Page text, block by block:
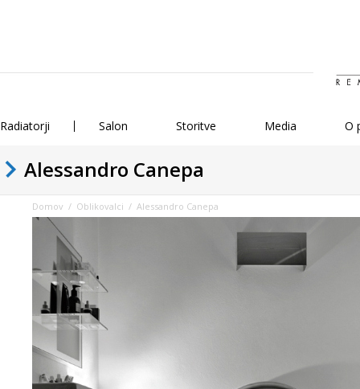
Radiatorji Salon Storitve Media O
Alessandro Canepa
Domov / Oblikovalci / Alessandro Canepa